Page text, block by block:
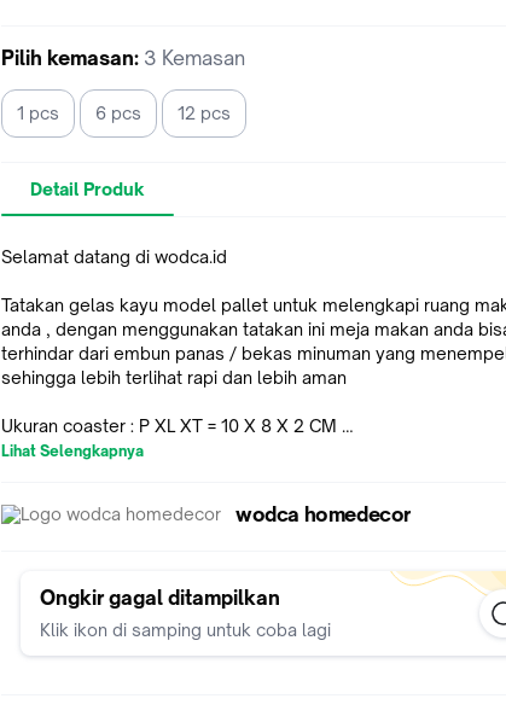
Pilih kemasan: 3 Kemasan
1 pcs 6 pcs 12 pcs
Detail Produk
Selamat datang di wodca.id
Tatakan gelas kayu model pallet untuk melengkapi ruang
anda , dengan menggunakan tatakan ini meja makan anda
terhindar dari embun panas / bekas minuman yang
sehingga lebih terlihat rapi dan lebih aman
Ukuran coaster : P XL XT = 10 X 8 X 2 CM
Lihat Selengkapnya
wodca homedecor
Ongkir gagal ditampilkan
Klik ikon di samping untuk coba lagi